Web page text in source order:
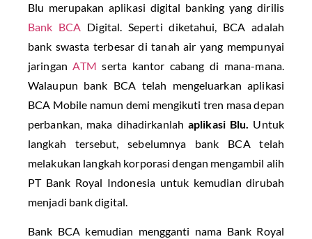
Blu merupakan aplikasi digital banking yang dirilis
Bank BCA Digital. Seperti diketahui, BCA adalah
bank swasta terbesar di tanah air yang mempunyai
jaringanATM serta kantor cabang di mana-mana.
Walaupun bank BCA telah mengeluarkan aplikasi
BCA Mobile namun demi mengikuti tren masa depan
perbankan, maka dihadirkanlahaplikasi Blu. Untuk
langkah tersebut, sebelumnya bank BCA telah
melakukan langkah korporasi dengan mengambil alih
PT Bank Royal Indonesia untuk kemudian dirubah
menjadi bank digital.
Bank BCA kemudian mengganti nama Bank Royal